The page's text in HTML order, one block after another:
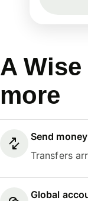
A
more
Send
Transfers
Global